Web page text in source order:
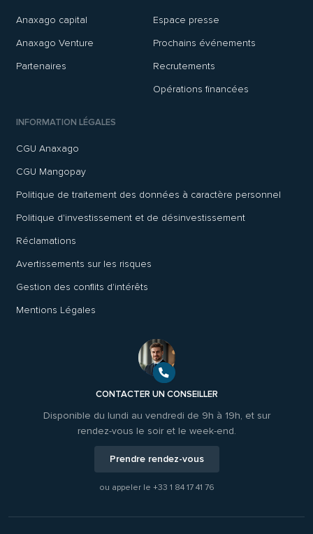
Anaxago capital
Anaxago Venture
Partenaires
Espace presse
Prochains événements
Recrutements
Opérations financées
INFORMATION LÉGALES
CGU Anaxago
CGU Mangopay
Politique de traitement des données à caractère personnel
Politique d'investissement et de désinvestissement
Réclamations
Avertissements sur les risques
Gestion des conflits d'intérêts
Mentions Légales
CONTACTER UN CONSEILLER
Disponible du lundi au vendredi de 9h à 19h, et sur
rendez-vous le soir et le week-end.
Prendre rendez-vous
ou appeler le +33 1 84 17 41 76